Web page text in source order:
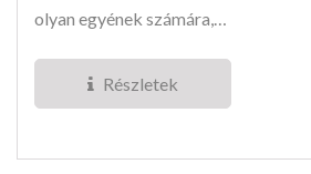
olyan egyének számára,
Részletek